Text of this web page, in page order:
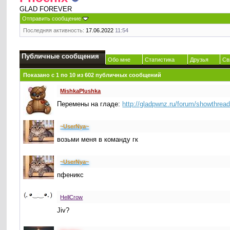
GLAD FOREVER
Отправить сообщение
Последняя активность: 17.06.2022 11:54
Публичные сообщения Обо мне Статистика Друзья
Показано с 1 по10 из602 публичных сообщений
MishkaPlushka
Перемены на гладе: http://gladpwnz.ru/forum/
~UserNya~
возьми меня в команду гк
~UserNya~
пфеникс
HellCrow
Jiv?